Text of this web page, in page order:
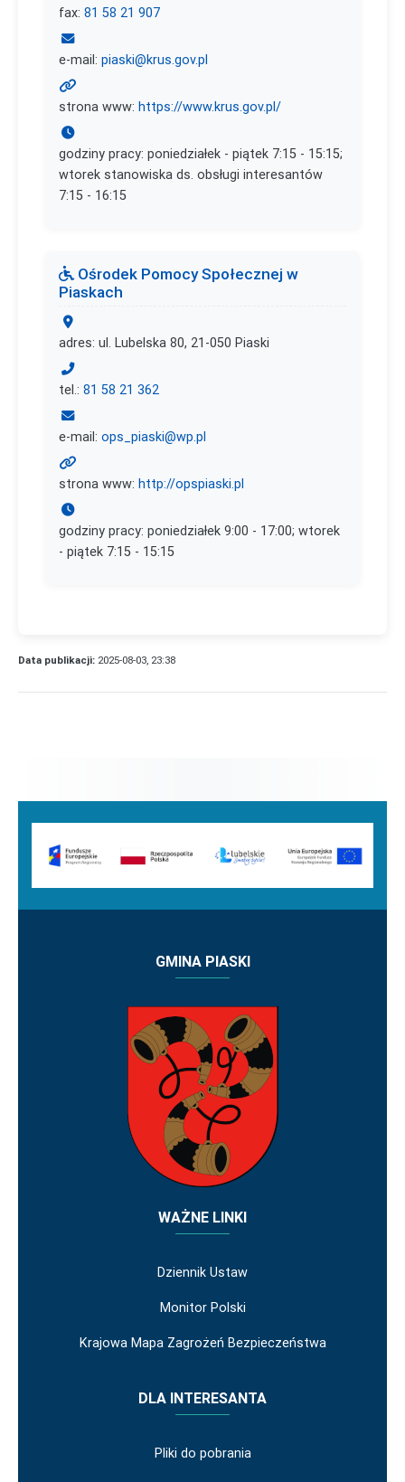
fax: 81 58 21 907
e-mail: piaski@krus.gov.pl
strona www: https://www.krus.gov.pl/
godziny pracy: poniedziałek - piątek 7:15 - 15:15;
wtorek stanowiska ds. obsługi interesantów
7:15 - 16:15
Ośrodek Pomocy Społecznej w
Piaskach
adres: ul. Lubelska 80, 21-050 Piaski
tel.: 81 58 21 362
e-mail: ops_piaski@wp.pl
strona www: http://opspiaski.pl
godziny pracy: poniedziałek 9:00 - 17:00; wtorek
- piątek 7:15 - 15:15
Data publikacji: 2025-08-03, 23:38
GMINA PIASKI
WAŻNE LINKI
Dziennik Ustaw
Monitor Polski
Krajowa Mapa Zagrożeń Bezpieczeństwa
DLA INTERESANTA
Pliki do pobrania